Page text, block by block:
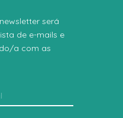
será
de e-mails e
a com as